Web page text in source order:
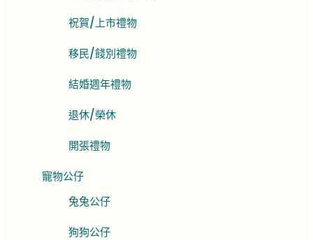
祝賀/上市禮物
移民/餞別禮物
結婚週年禮物
退休/榮休
開張禮物
寵物公仔
兔兔公仔
狗狗公仔